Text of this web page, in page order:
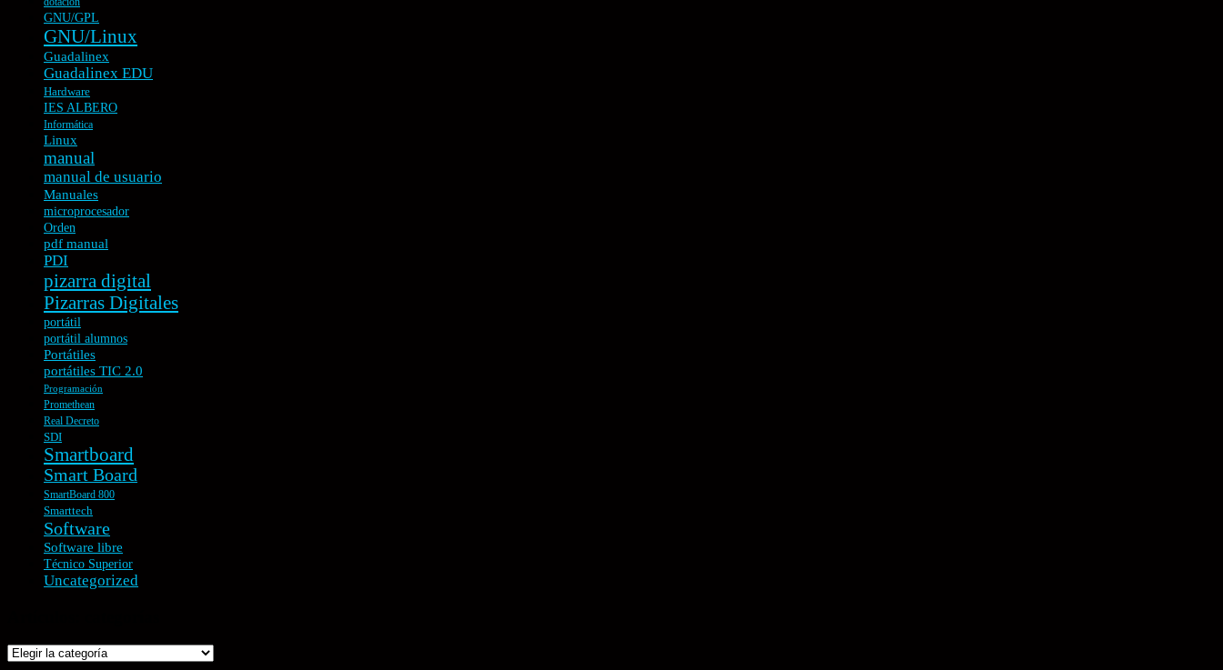
GNU/GPL
GNU/Linux
Guadalinex
Guadalinex EDU
Hardware
IES ALBERO
Informática
Linux
manual
manual de usuario
Manuales
microprocesador
Orden
pdf manual
PDI
pizarra digital
Pizarras Digitales
portátil
portátil alumnos
Portátiles
portátiles TIC 2.0
Programación
Promethean
Real Decreto
SDI
Smartboard
Smart Board
SmartBoard 800
Smarttech
Software
Software libre
Técnico Superior
Uncategorized
Artículos: